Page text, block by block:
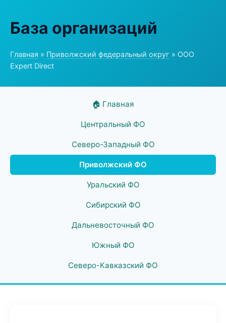
База организаций
Главная » Приволжский федеральный округ » ООО
Expert Direct
🏠 Главная
Центральный ФО
Северо-Западный ФО
Приволжский ФО
Уральский ФО
Сибирский ФО
Дальневосточный ФО
Южный ФО
Северо-Кавказский ФО